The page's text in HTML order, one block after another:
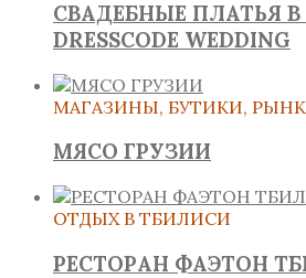
СВАДЕБНЫЕ ПЛАТЬЯ В
DRESSCODE WEDDING
МАГАЗИНЫ, БУТИКИ,
МЯСО ГРУЗИИ
ОТДЫХ В ТБИЛИСИ
РЕСТОРАН ФАЭТОН